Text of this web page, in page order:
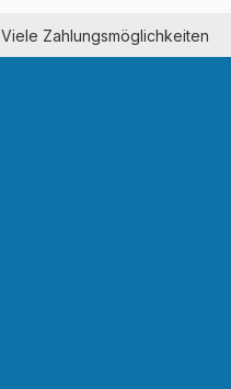
Viele Zahlungsmöglichkeiten